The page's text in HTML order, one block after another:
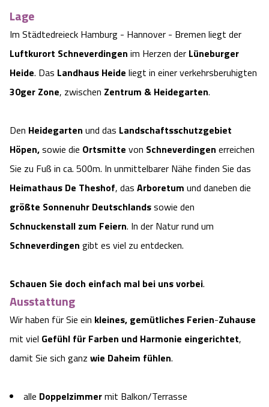
Videos
Shop
Kontakt
Naturhotels
Urlaub mit Hund
Urlaub auf dem Bauernhof
Veranstaltungen
Das verrückte Haus
Abenteuerland Trampolin-Park
Battle Kart Bispingen
Unterkünfte
Ausflugsziele
Lage
Im Städtedreieck Hamburg - Hannover - Bremen liegt der
Luftkurort Schneverdingen im Herzen der Lüneburger
Heide. Das Landhaus Heide liegt in einer verkehrsberuhigten
30ger Zone, zwischen Zentrum & Heidegarten.
Den Heidegarten und das Landschaftsschutzgebiet
Höpen,sowie die Ortsmitte von Schneverdingen erreichen
Sie zu Fuß in ca. 500m. In unmittelbarer Nähe finden Sie das
Heimathaus De Theshof, das Arboretum und daneben die
größte Sonnenuhr Deutschlandssowie den
Schnuckenstall zum Feiern. In der Natur rund um
Schneverdingen gibt es viel zu entdecken.
Schauen Sie doch einfach mal bei uns vorbei.
Ausstattung
Wir haben für Sie ein kleines, gemütliches Ferien-Zuhause
mit viel Gefühl für Farben und Harmonie eingerichtet,
damit Sie sich ganz wie Daheim fühlen.
alle Doppelzimmermit Balkon/Terrasse